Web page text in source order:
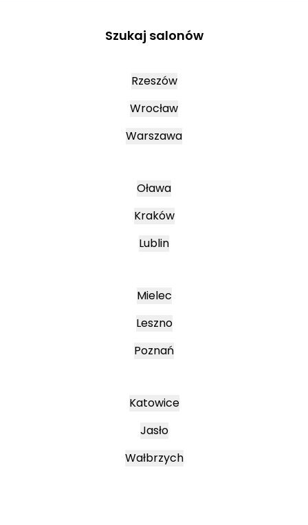
Szukaj salonów
Rzeszów
Wrocław
Warszawa
Oława
Kraków
Lublin
Mielec
Leszno
Poznań
Katowice
Jasło
Wałbrzych